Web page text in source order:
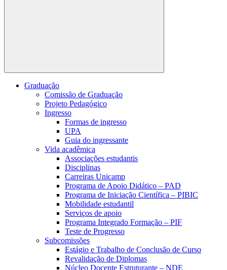
Buscar
Graduação
Comissão de Graduação
Projeto Pedagógico
Ingresso
Formas de ingresso
UPA
Guia do ingressante
Vida acadêmica
Associações estudantis
Disciplinas
Carreiras Unicamp
Programa de Apoio Didático – PAD
Programa de Iniciação Científica – PIBIC
Mobilidade estudantil
Serviços de apoio
Programa Integrado Formação – PIF
Teste de Progresso
Subcomissões
Estágio e Trabalho de Conclusão de Curso
Revalidação de Diplomas
Núcleo Docente Estruturante – NDE